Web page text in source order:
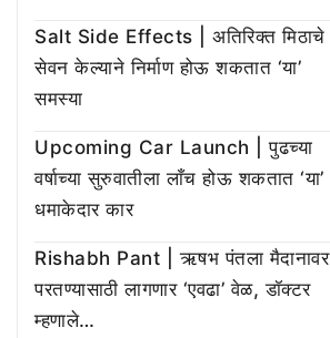
Salt Side Effects | अतिरिक्त मिठाचे
सेवन केल्याने निर्माण होऊ शकतात ‘या’
समस्या
Upcoming Car Launch | पुढच्या
वर्षाच्या सुरुवातीला लाँच होऊ शकतात ‘या’
धमाकेदार कार
Rishabh Pant | ऋषभ पंतला मैदानावर
परतण्यासाठी लागणार ‘एवढा’ वेळ, डॉक्टर
म्हणाले…